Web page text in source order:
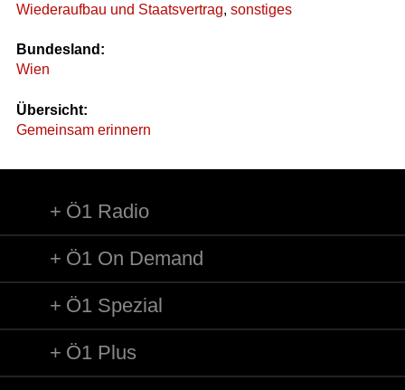
Wiederaufbau und Staatsvertrag, sonstiges
Bundesland:
Wien
Übersicht:
Gemeinsam erinnern
Ö1 Radio
Ö1 On Demand
Ö1 Spezial
Ö1 Plus